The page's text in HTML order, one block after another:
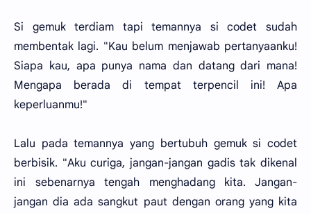
Si gemuk terdiam tapi temannya si codet sudah
membentak lagi. "Kau belum menjawab pertanyaanku!
Siapa kau, apa punya nama dan datang dari mana!
Mengapa berada di tempat terpencil ini! Apa
keperluanmu!"
Lalu pada temannya yang bertubuh gemuk si codet
berbisik. "Aku curiga, jangan-jangan gadis tak dikenal
ini sebenarnya tengah menghadang kita. Jangan-
jangan dia ada sangkut paut dengan orang yang kita